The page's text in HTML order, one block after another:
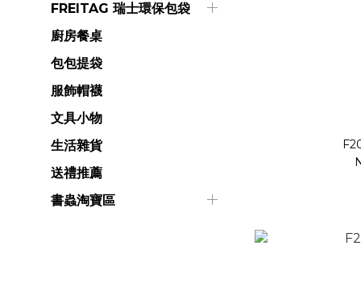
FREITAG 瑞士環保包袋
廚房餐桌
包包提袋
服飾帽襪
文具小物
生活雜貨
送禮推薦
書蟲淘寶區